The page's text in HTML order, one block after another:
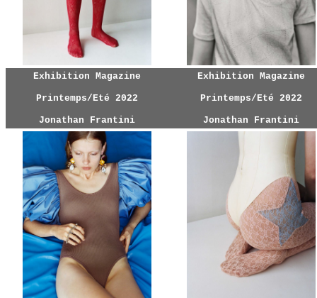
Exhibition Magazine
Printemps/Eté 2022
Jonathan Frantini
Exhibition Magazine
Printemps/Eté 2022
Jonathan Frantini